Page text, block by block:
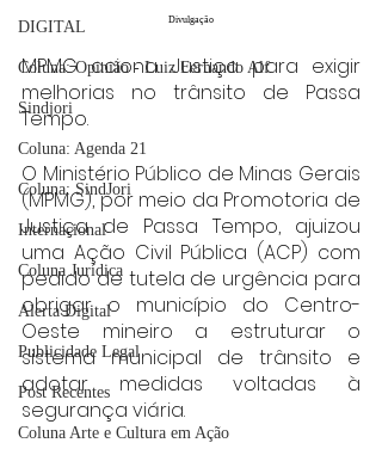
DIGITAL
Coluna: Opinião - Luiz Fernando Alf
Sindjori
Coluna: Agenda 21
Coluna: SindJori
Internacional
Coluna Jurídica
Alerta Digital
Publicidade Legal
Post Recentes
Coluna Arte e Cultura em Ação
Divulgação
MPMG aciona Justiça para exigir
melhorias no trânsito de Passa
Tempo.
O Ministério Público de Minas Gerais
(MPMG), por meio da Promotoria de
Justiça de Passa Tempo, ajuizou
uma Ação Civil Pública (ACP) com
pedido de tutela de urgência para
obrigar o município do Centro-
Oeste mineiro a estruturar o
sistema municipal de trânsito e
adotar medidas voltadas à
segurança viária.